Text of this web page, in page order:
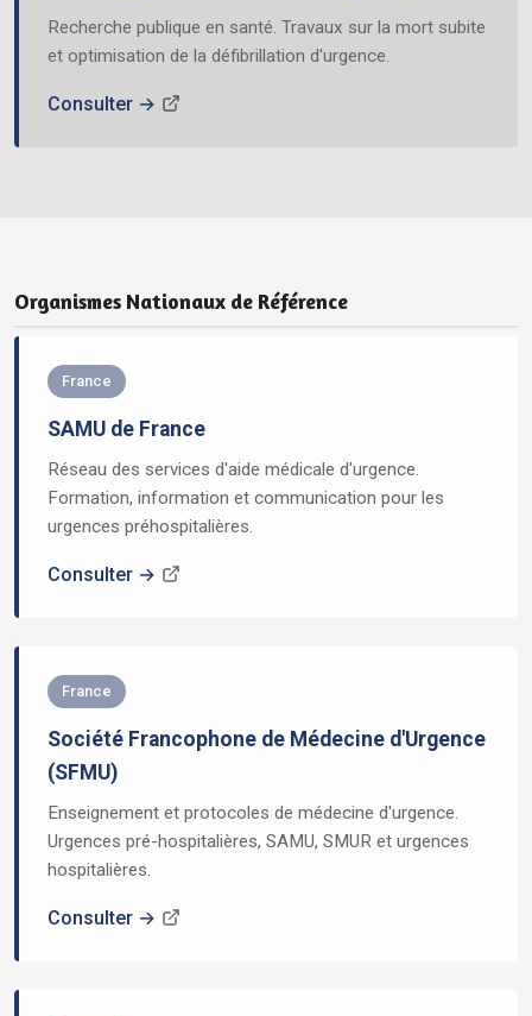
Recherche publique en santé. Travaux sur la mort subite
et optimisation de la défibrillation d'urgence.
Consulter →
Organismes Nationaux de Référence
France
SAMU de France
Réseau des services d'aide médicale d'urgence.
Formation, information et communication pour les
urgences préhospitalières.
Consulter →
France
Société Francophone de Médecine d'Urgence
(SFMU)
Enseignement et protocoles de médecine d'urgence.
Urgences pré-hospitalières, SAMU, SMUR et urgences
hospitalières.
Consulter →